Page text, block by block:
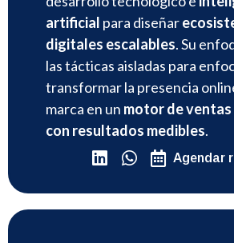
artificial para diseñar
digitales escalables. Su
las tácticas aisladas para
transformar la presencia
marca en un motor de
con resultados medibles.
Agendar